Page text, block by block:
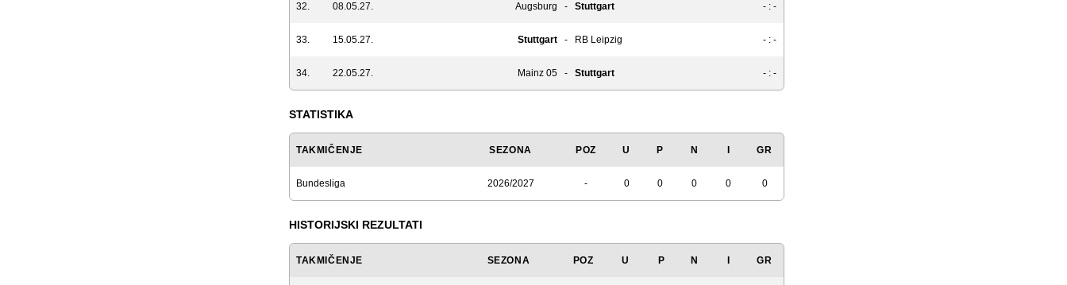
32. 08.05.27. Augsburg - Stuttgart - : -
33. 15.05.27. Stuttgart - RB Leipzig - : -
34. 22.05.27. Mainz 05 - Stuttgart - : -
STATISTIKA
TAKMIČENJE SEZONA POZ U P N GR
Bundesliga 2026/2027 - 0 0 0 0 0
HISTORIJSKI REZULTATI
TAKMIČENJE SEZONA POZ U P N GR